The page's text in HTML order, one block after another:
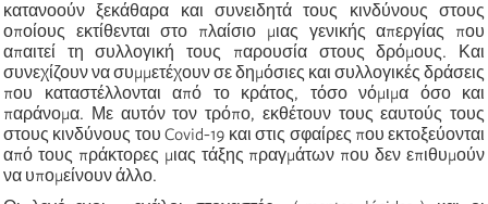
κατανοούν ξεκάθαρα και συνειδητά τους κινδύνους στους
οποίους εκτίθενται στο πλαίσιο μιας γενικής απεργίας που
απαιτεί τη συλλογική τους παρουσία στους δρόμους. Και
συνεχίζουν να συμμετέχουν σε δημόσιες και συλλογικές δράσεις
που καταστέλλονται από το κράτος, τόσο νόμιμα όσο και
παράνομα. Με αυτόν τον τρόπο, εκθέτουν τους εαυτούς τους
στους κινδύνους του Covid-19 και στις σφαίρες που εκτοξεύονται
από τους πράκτορες μιας τάξης πραγμάτων που δεν επιθυμούν
να υπομείνουν άλλο.